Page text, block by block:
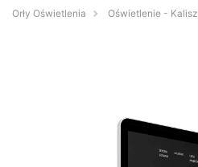
Orły Oświetlenia Oświetlenie - Kalisz